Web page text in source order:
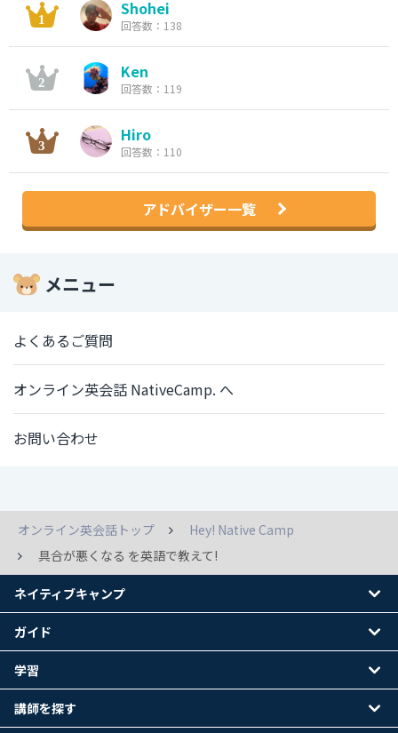
Shohei
回答数：138
Ken
回答数：119
Hiro
回答数：110
アドバイザー一覧
メニュー
よくあるご質問
オンライン英会話 NativeCamp. へ
お問い合わせ
オンライン英会話トップ
Hey! Native Camp
具合が悪くなる を英語で教えて!
ネイティブキャンプ
ガイド
学習
講師を探す